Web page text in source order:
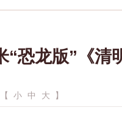
“恐龙版”《清
【 小 中 大 】